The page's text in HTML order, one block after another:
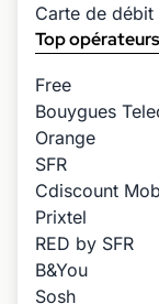
Carte de
Top opérateurs
Free
Bouygues
Orange
SFR
Cdiscount
Prixtel
RED by SFR
B&You
Sosh